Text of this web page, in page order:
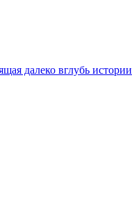
далеко вглубь истории